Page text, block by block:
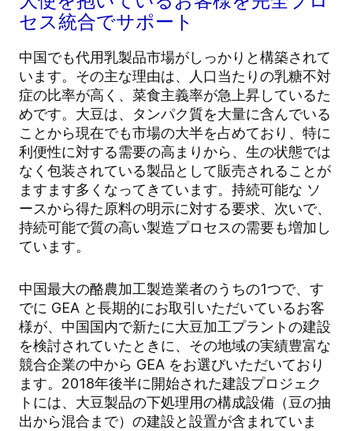
セス統合でサポート
中国でも代用乳製品市場がしっかりと構築されて
います。その主な理由は、人口当たりの乳糖不対
症の比率が高く、菜食主義率が急上昇しているた
めです。大豆は、タンパク質を大量に含んでいる
ことから現在でも市場の大半を占めており、特に
利便性に対する需要の高まりから、生の状態では
なく包装されている製品として販売されることが
ますます多くなってきています。持続可能な ソ
ースから得た原料の明示に対する要求、次いで、
持続可能で質の高い製造プロセスの需要も増加し
ています。
中国最大の酪農加工製造業者のうちの1つで、す
でに GEA と長期的にお取引いただいているお客
様が、中国国内で新たに大豆加工プラントの建設
を検討されていたときに、その地域の実績豊富な
競合企業の中から GEA をお選びいただいており
ます。2018年後半に開始された建設プロジェク
トには、大豆製品の下処理用の構成設備（豆の抽
出から混合まで）の建設と設置が含まれていま